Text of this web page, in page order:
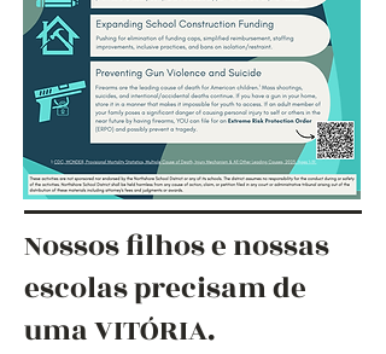
Nossos filhos e nossas
escolas precisam de
uma VITÓRIA.